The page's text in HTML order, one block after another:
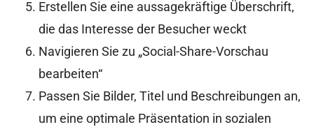
Erstellen Sie eine aussagekräftige Überschrift,
die das Interesse der Besucher weckt
Navigieren Sie zu „Social-Share-Vorschau
bearbeiten“
Passen Sie Bilder, Titel und Beschreibungen an,
um eine optimale Präsentation in sozialen